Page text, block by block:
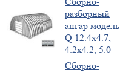
разборный
ангар модель
Q 12.4x4.7,
4.2x4.2, 5.0
Cборно-